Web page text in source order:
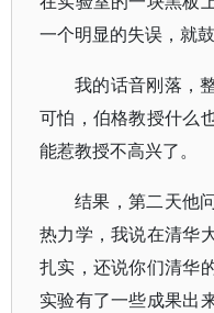
一个明显的失误，就
我的话音刚落，
可怕，伯格教授什么
能惹教授不高兴了。
结果，第二天他
热力学，我说在清华
扎实，还说你们清华
实验有了一些成果出